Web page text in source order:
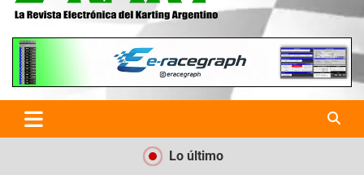
E-Kart.com.ar | La Revista
Electrónica del Karting en
Argentina
Lo último